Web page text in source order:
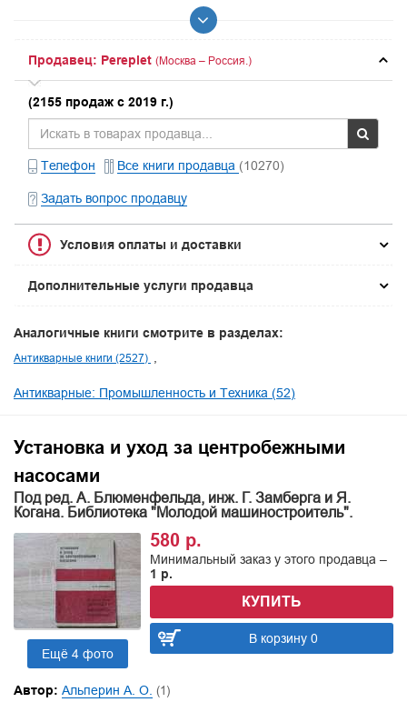
Продавец: Pereplet (Москва – Россия.)
(2155 продаж с 2019 г.)
Телефон Все книги продавца (10270)
Задать вопрос продавцу
Условия оплаты и доставки
Дополнительные услуги продавца
Аналогичные книги смотрите в разделах:
Антикварные книги (2527)
Антикварные: Промышленность и Техника (52)
Установка и уход за центробежными
насосами
Под ред. А. Блюменфельда, инж. Г. Замберга и Я.
Когана. Библиотека "Молодой машиностроитель".
Ещё 4 фото
580 р.
Минимальный заказ у этого продавца –
1 р.
КУПИТЬ
В корзину 0
Автор: Альперин А. О. (1)